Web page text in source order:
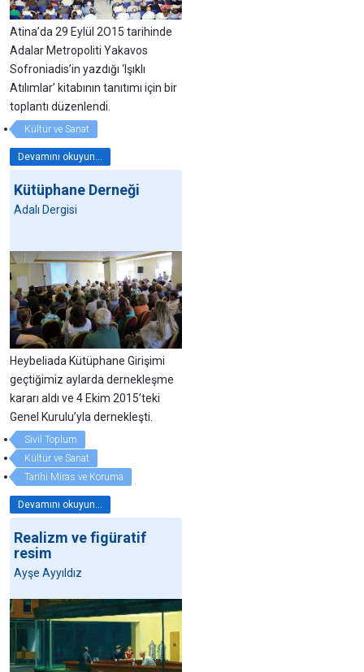
Atina’da 29 Eylül 2O15 tarihinde
Adalar Metropoliti Yakavos
Sofroniadis’in yazdığı ‘Işıklı
Atılımlar’ kitabının tanıtımı için bir
toplantı düzenlendi.
Kültür ve Sanat
Devamını okuyun...
Kütüphane Derneği
Adalı Dergisi
Heybeliada Kütüphane Girişimi
geçtiğimiz aylarda dernekleşme
kararı aldı ve 4 Ekim 2015’teki
Genel Kurulu’yla dernekleşti.
Sivil Toplum
Kültür ve Sanat
Tarihi Miras ve Koruma
Devamını okuyun...
Realizm ve figüratif
resim
Ayşe Ayyıldız